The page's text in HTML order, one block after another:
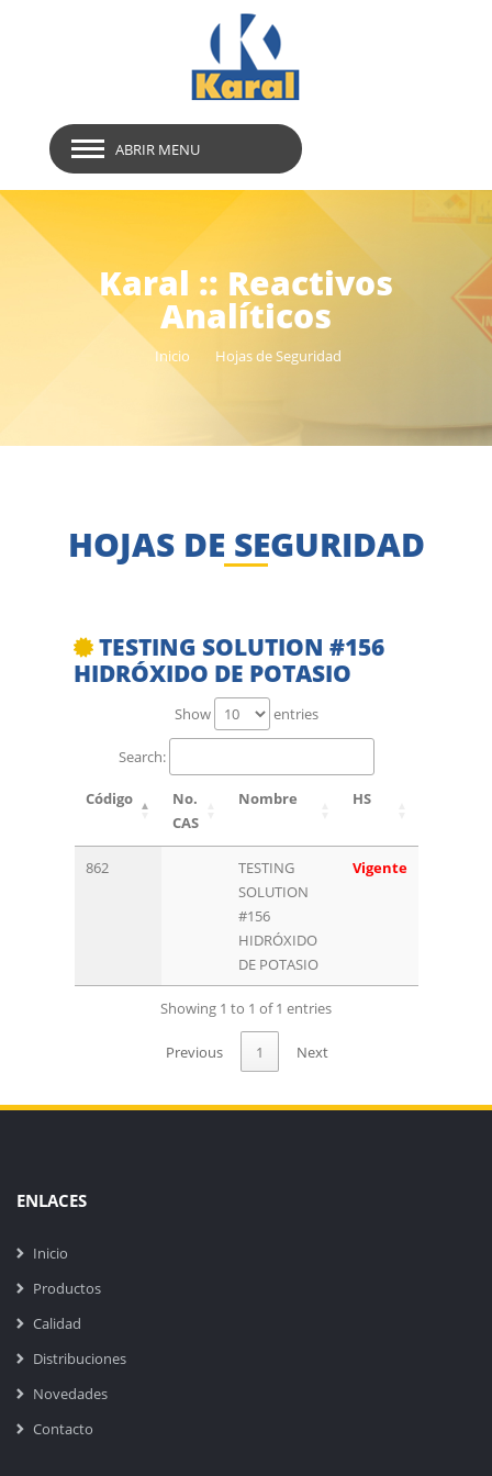
ABRIR MENU
Karal :: Reactivos
Analíticos
Inicio Hojas de Seguridad
HOJAS DE SEGURIDAD
TESTING SOLUTION #156
HIDRÓXIDO DE POTASIO
Show entries
Search:
Código
No.
CAS
Nombre HS
862
TESTING
SOLUTION
#156
HIDRÓXIDO
DE POTASIO
Vigente
Showing 1 to 1 of 1 entries
Previous 1 Next
ENLACES
Inicio
Productos
Calidad
Distribuciones
Novedades
Contacto